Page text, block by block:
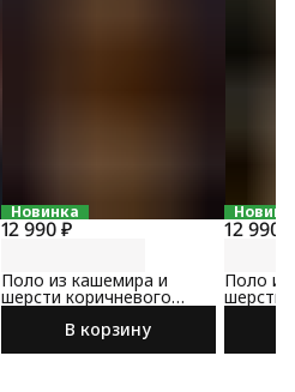
Новинка
12 990 ₽
Поло из кашемира и
шерсти коричневого
В корзину
12 990 ₽
Поло
шерсти